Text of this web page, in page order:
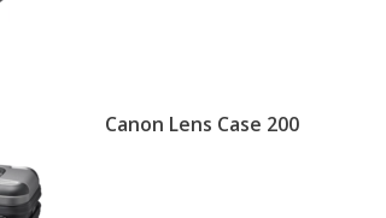
Canon Lens Case 200